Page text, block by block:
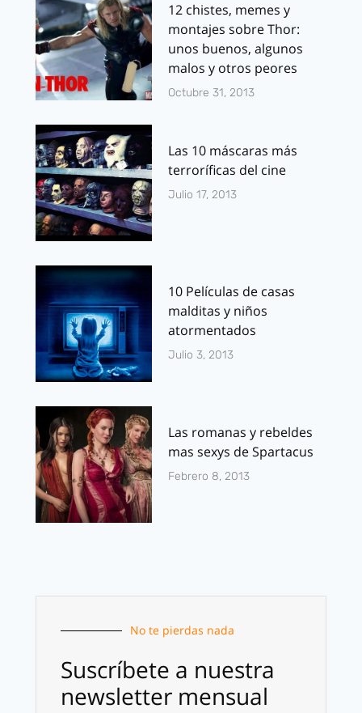
12 chistes, memes y
montajes sobre Thor:
unos buenos, algunos
malos y otros peores
Octubre 31, 2013
Las 10 máscaras más
terroríficas del cine
Julio 17, 2013
10 Películas de casas
malditas y niños
atormentados
Julio 3, 2013
Las romanas y rebeldes
mas sexys de Spartacus
Febrero 8, 2013
No te pierdas nada
Suscríbete a nuestra
newsletter mensual